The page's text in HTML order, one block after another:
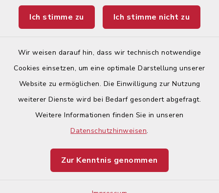
Ich stimme zu Ich stimme nicht zu
Wir weisen darauf hin, dass wir technisch notwendige
Cookies einsetzen, um eine optimale Darstellung unserer
Website zu ermöglichen. Die Einwilligung zur Nutzung
weiterer Dienste wird bei Bedarf gesondert abgefragt.
Weitere Informationen finden Sie in unseren
Datenschutzhinweisen.
Zur Kenntnis genommen
Ticketportal
Barrierefreiheit
Impressum